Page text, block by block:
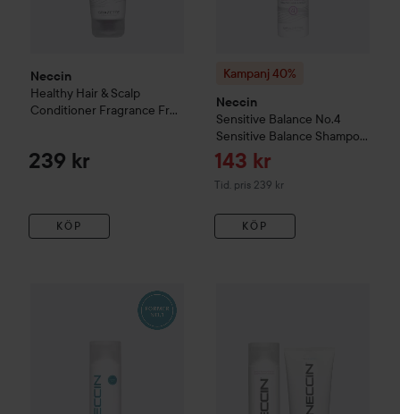
Neccin
Healthy Hair & Scalp
Conditioner Fragrance Free
239 kr
KÖP
Kampanj 40%
Neccin
Sensitive Balance No.4
Sensitive Balance Shampoo
250 ml
Reapris
143 kr
Tid. pris 239 kr
Tidigare pris 239 kr
KÖP
Anti-DandruffShampoo (Former No 1)